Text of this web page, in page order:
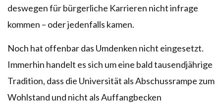
deswegen für bürgerliche Karrieren nicht infrage
kommen – oder jedenfalls kamen.
Noch hat offenbar das Umdenken nicht eingesetzt.
Immerhin handelt es sich um eine bald tausendjährige
Tradition, dass die Universität als Abschussrampe zum
Wohlstand und nicht als Auffangbecken